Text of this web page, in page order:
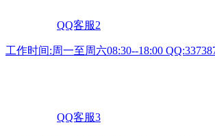
QQ客服2
工作时间:周一至周六08:30--18:00
QQ客服3